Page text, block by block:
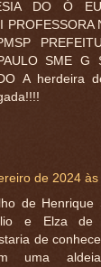
DO Ó
PROFESSORA
SME
A herdeira
de 2024 às
de Henrique
e Elza de
de
uma